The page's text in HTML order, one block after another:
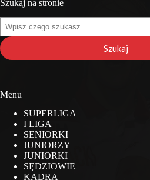
Szukaj na stronie
Szukaj
na
stronie
Szukaj
Menu
SUPERLIGA
I LIGA
SENIORKI
JUNIORZY
JUNIORKI
SĘDZIOWIE
KADRA